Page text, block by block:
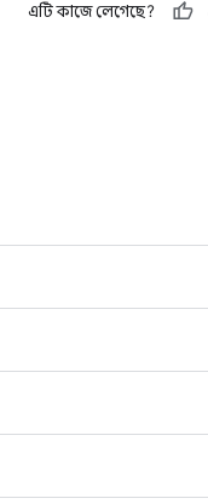
এটি কাজে লেগেছে?